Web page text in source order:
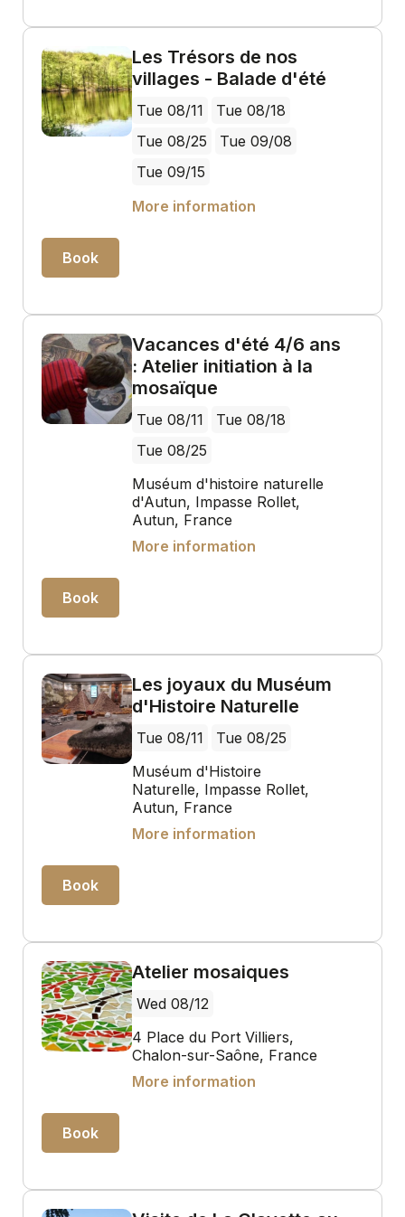
Les Trésors de nos
villages - Balade d'été
Tue 08/11
Tue 08/18
Tue 08/25
Tue 09/08
Tue 09/15
More information
Book
Vacances d'été 4/6 ans
: Atelier initiation à la
mosaïque
Tue 08/11
Tue 08/18
Tue 08/25
Muséum d'histoire naturelle
d'Autun, Impasse Rollet,
Autun, France
More information
Book
Les joyaux du Muséum
d'Histoire Naturelle
Tue 08/11
Tue 08/25
Muséum d'Histoire
Naturelle, Impasse Rollet,
Autun, France
More information
Book
Atelier mosaiques
Wed 08/12
4 Place du Port Villiers,
Chalon-sur-Saône, France
More information
Book